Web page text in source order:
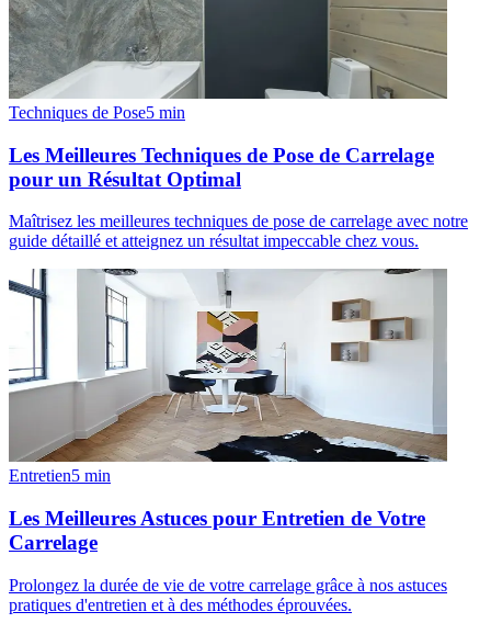
Techniques de Pose5 min
Les Meilleures Techniques de Pose de Carrelage
pour un Résultat Optimal
Maîtrisez les meilleures techniques de pose de carrelage avec notre
guide détaillé et atteignez un résultat impeccable chez vous.
Entretien5 min
Les Meilleures Astuces pour Entretien de Votre
Carrelage
Prolongez la durée de vie de votre carrelage grâce à nos astuces
pratiques d'entretien et à des méthodes éprouvées.